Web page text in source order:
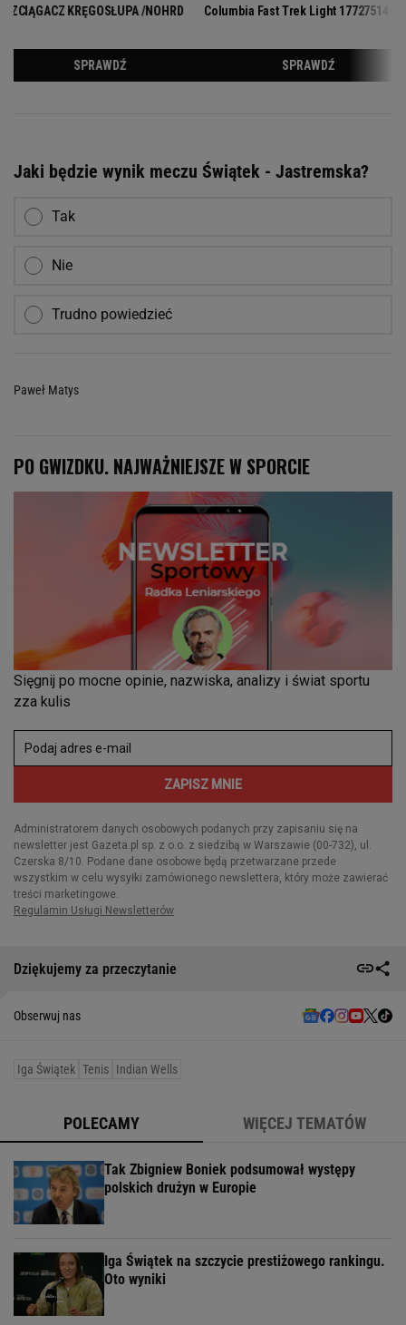
Jaki będzie wynik meczu Świątek - Jastremska?
Tak
Nie
Trudno powiedzieć
Paweł Matys
Dziękujemy za przeczytanie
Obserwuj nas
Iga Świątek Tenis Indian Wells
POLECAMY WIĘCEJ TEMATÓW
Tak Zbigniew Boniek podsumował występy
polskich drużyn w Europie
Iga Świątek na szczycie prestiżowego rankingu.
Oto wyniki